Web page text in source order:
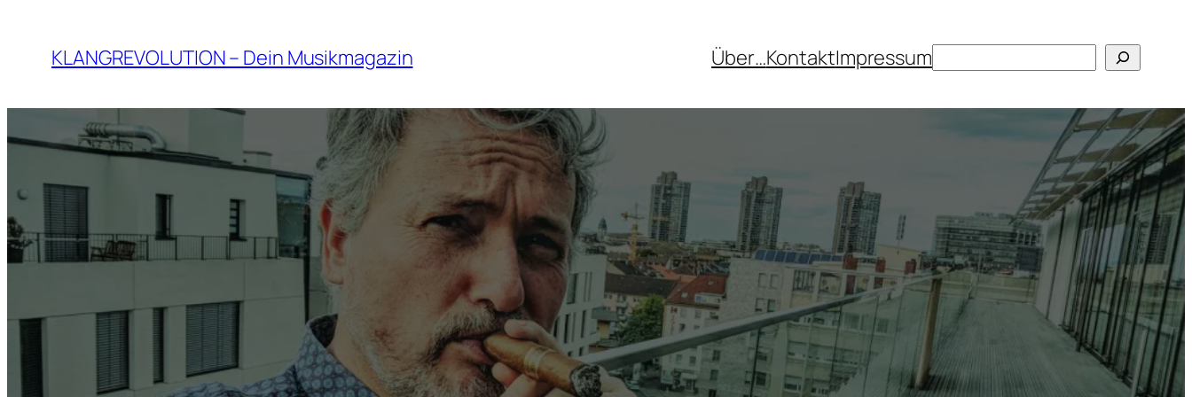
Inhalt
springen
KLANGREVOLUTION – Dein Musikmagazin Über…KontaktImpressum